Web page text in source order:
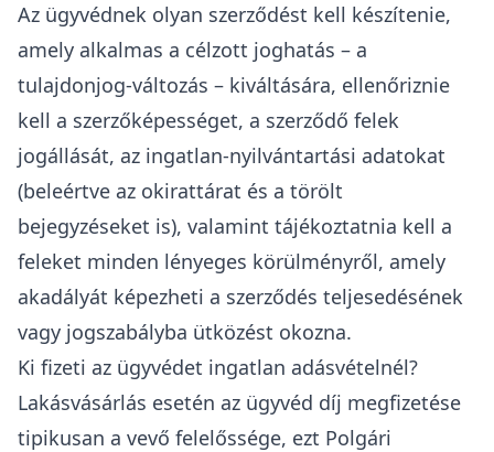
Az ügyvédnek olyan szerződést kell készítenie,
amely alkalmas a célzott joghatás – a
tulajdonjog-változás – kiváltására, ellenőriznie
kell a szerzőképességet, a szerződő felek
jogállását, az ingatlan-nyilvántartási adatokat
(beleértve az okirattárat és a törölt
bejegyzéseket is), valamint tájékoztatnia kell a
feleket minden lényeges körülményről, amely
akadályát képezheti a szerződés teljesedésének
vagy jogszabályba ütközést okozna.
Ki fizeti az ügyvédet ingatlan adásvételnél?
Lakásvásárlás esetén az ügyvéd díj megfizetése
tipikusan a vevő felelőssége, ezt Polgári